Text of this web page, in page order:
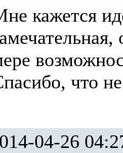
кажется
что
04-26